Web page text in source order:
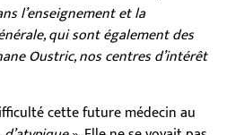
l’enseignement et la
qui sont également des
Oustric, nos centres d’intérêt
cette future médecin au